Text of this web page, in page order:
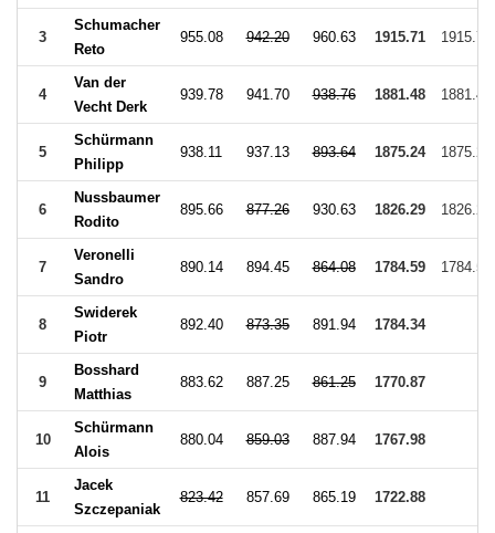
3
Schumacher
Reto
955.08 942.20 960.63 1915.71 1915.71
4
Van der
Vecht Derk
939.78 941.70 938.76 1881.48 1881.48
5
Schürmann
Philipp
938.11 937.13 893.64 1875.24 1875.24
6
Nussbaumer
Rodito
895.66 877.26 930.63 1826.29 1826.29
7
Veronelli
Sandro
890.14 894.45 864.08 1784.59 1784.59
8
Swiderek
Piotr
892.40 873.35 891.94 1784.34
9
Bosshard
Matthias
883.62 887.25 861.25 1770.87
10
Schürmann
Alois
880.04 859.03 887.94 1767.98
11
Jacek
Szczepaniak
823.42 857.69 865.19 1722.88